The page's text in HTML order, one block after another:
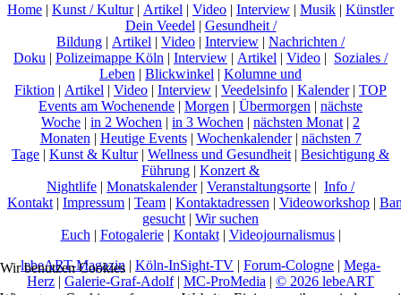
Home | Kunst / Kultur| Artikel | Video | Interview | Musik | Künstler
Dein Veedel | Gesundheit /
Bildung | Artikel | Video | Interview | Nachrichten /
Doku | Polizeimappe Köln | Interview | Artikel | Video | Soziales /
Leben | Blickwinkel | Kolumne und
Fiktion | Artikel | Video | Interview | Veedelsinfo | Kalender| TOP
Events am Wochenende | Morgen | Übermorgen | nächste
Woche | in 2 Wochen | in 3 Wochen | nächsten Monat | 2
Monaten | Heutige Events| Wochenkalender| nächsten 7
Tage | Kunst & Kultur| Wellness und Gesundheit | Besichtigung &
Führung | Konzert &
Nightlife | Monatskalender| Veranstaltungsorte | Info /
Kontakt | Impressum | Team | Kontaktadressen | Videoworkshop |
gesucht | Wir suchen
Euch | Fotogalerie| Kontakt| Videojournalismus|
lebeART-Magazin | Köln-InSight-TV | Forum-Cologne | Mega-
Herz | Galerie-Graf-Adolf| MC-ProMedia | © 2026 lebeART
Wir benutzen Cookies